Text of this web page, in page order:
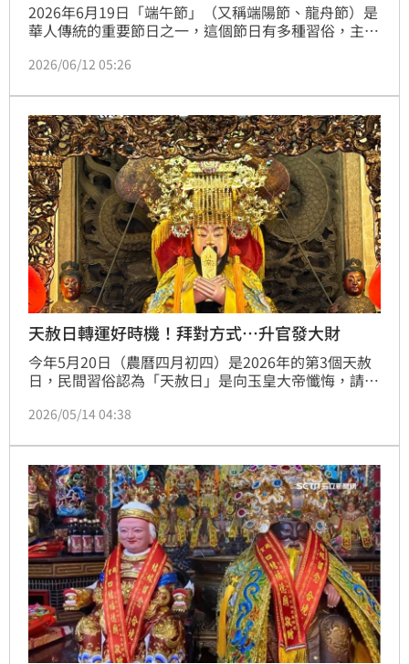
2026年6月19日「端午節」（又稱端陽節、龍舟節）是
華人傳統的重要節日之一，這個節日有多種習俗，主要
初五又稱「惡月惡日」。「五毒」:蛇、蠍、蜈蚣、蟾
時也有避邪、祈福的象徵意義。
2026/06/12 05:26
天赦日轉運好時機！拜對方式…升官發大財
今年5月20日（農曆四月初四）是2026年的第3個天赦
日，民間習俗認為「天赦日」是向玉皇大帝懺悔，請求
因果病或事業不順、官司纏身，都可以趁天赦日祭拜祈
補財庫、求好運，就能事半功倍。
2026/05/14 04:38